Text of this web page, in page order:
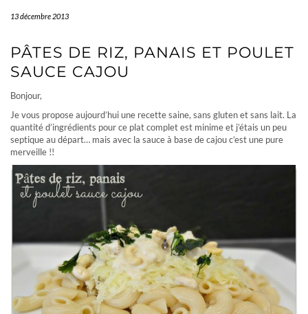
13 décembre 2013
PÂTES DE RIZ, PANAIS ET POULET
SAUCE CAJOU
Bonjour,
Je vous propose aujourd’hui une recette saine, sans gluten et sans lait. La
quantité d’ingrédients pour ce plat complet est minime et j’étais un peu
septique au départ… mais avec la sauce à base de cajou c’est une pure
merveille !!